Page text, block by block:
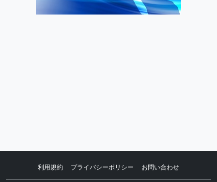
利用規約 プライバシーポリシー お問い合わせ